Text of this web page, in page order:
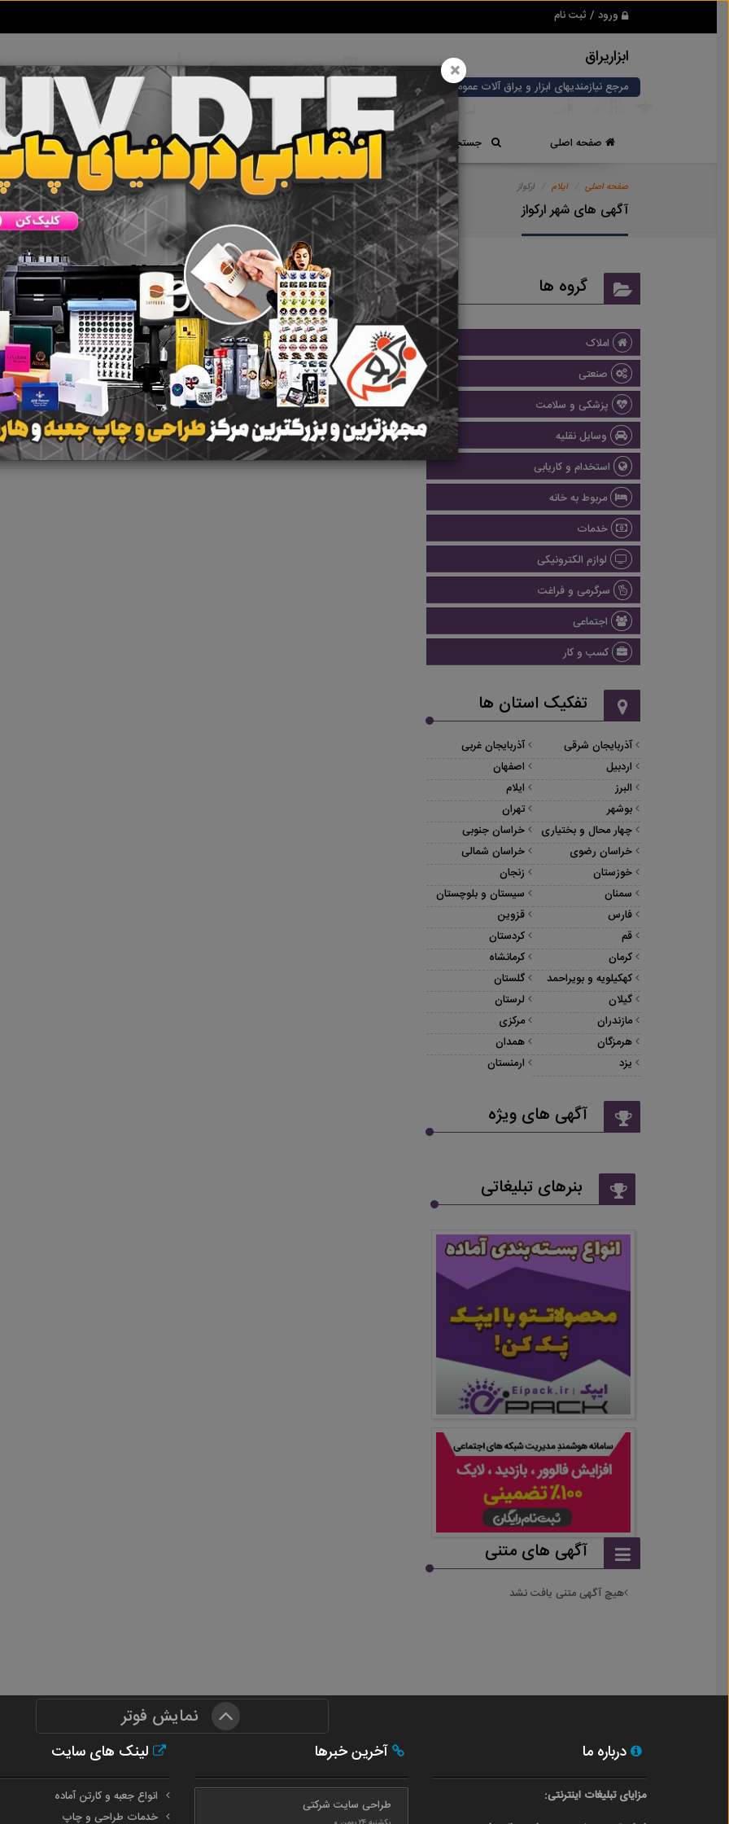
ورود / ثبت نام
ابزاریراق
مرجع نیازمندیهای ابزار و یراق آلات عمومی و صنعتی
صفحه اصلی جستجوی سریع تعرفه آگهی ها خبرهای سایت تماس با ما
صفحه اصلی ایلام ارکواز
آگهی های شهر ارکواز
نتیجه ای
گروه ها
املاک
صنعتی
پزشکی و سلامت
وسایل نقلیه
استخدام و کاریابی
مربوط به خانه
خدمات
لوازم الکترونیکی
سرگرمی و فراغت
اجتماعی
کسب و کار
تفکیک استان ها
آذربایجان شرقی
آذربایجان غربی
اردبیل
اصفهان
البرز
ایلام
بوشهر
تهران
چهار محال و بختیاری
خراسان جنوبی
خراسان رضوی
خراسان شمالی
خوزستان
زنجان
سمنان
سیستان و بلوچستان
فارس
قزوین
قم
کردستان
کرمان
کرمانشاه
کهکیلویه و بویراحمد
گلستان
گیلان
لرستان
مازندران
مرکزی
هرمزگان
همدان
یزد
ارمنستان
آگهی های ویژه
بنرهای تبلیغاتی
آگهی های متنی
هیچ آگهی متنی یافت نشد
نمایش فوتر
درباره ما
مزایای تبلیغات اینترنتی:
آخرین خبرها
طراحی سایت شرکتی
لینک های سایت
انواع جعبه و کارتن آماده
خدمات طراحی و چاپ
×